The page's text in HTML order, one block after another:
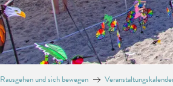
Rausgehen und sich bewegen